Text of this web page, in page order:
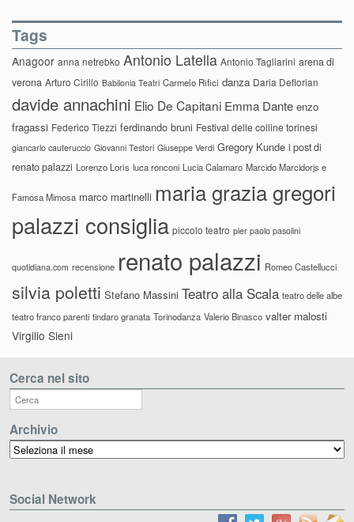
Tags
Anagoor anna netrebko Antonio Latella Antonio Tagliarini arena di
verona Arturo Cirillo Babilonia Teatri Carmelo Rifici danza Daria Deflorian
davide annachini Elio De Capitani Emma Dante enzo
fragassi Federico Tiezzi ferdinando bruni Festival delle colline torinesi
giancarlo cauteruccio Giovanni Testori Giuseppe Verdi Gregory Kunde i post di
renato palazzi Lorenzo Loris luca ronconi Lucia Calamaro Marcido Marcidorjs e
Famosa Mimosa marco martinelli maria grazia gregori
palazzi consiglia piccolo teatro pier paolo pasolini
quotidiana.com recensione renato palazzi Romeo Castellucci
silvia poletti Stefano Massini Teatro alla Scala teatro delle albe
teatro franco parenti tindaro granata Torinodanza Valerio Binasco valter malosti
Virgilio Sieni
Cerca nel sito
Archivio
Archivio
Social Network